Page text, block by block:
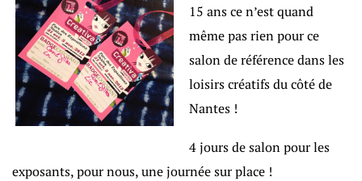
15 ans ce n’est quand
même pas rien pour ce
salon de référence dans les
loisirs créatifs du côté de
Nantes !
4 jours de salon pour les
exposants, pour nous, une journée sur place !